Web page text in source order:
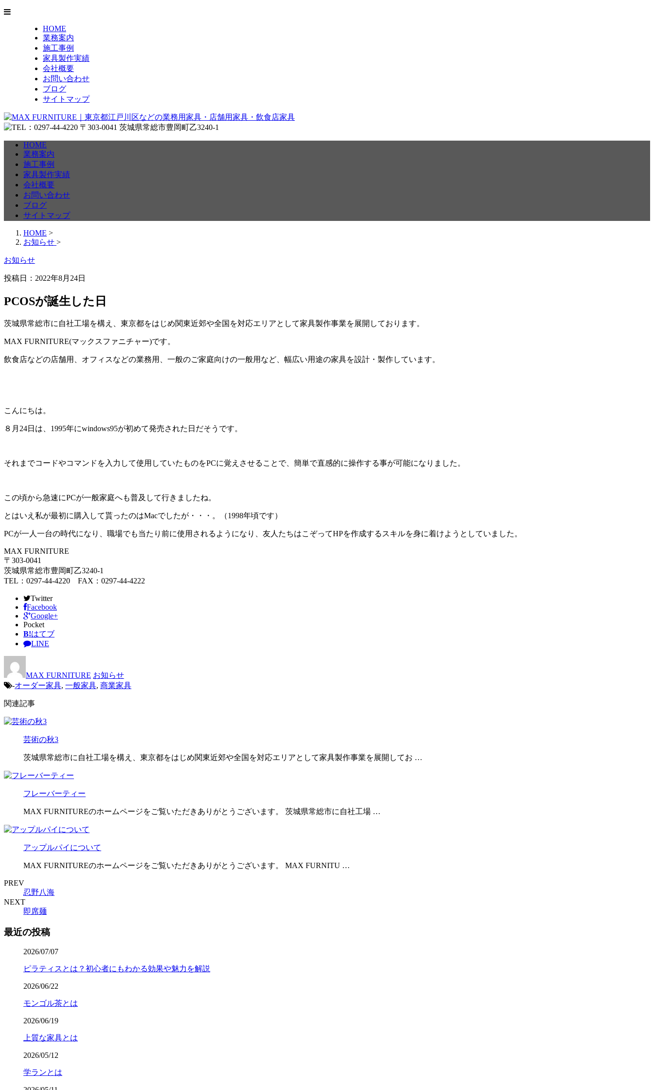
HOME
業務案内
施工事例
家具製作実績
会社概要
お問い合わせ
ブログ
サイトマップ
HOME
業務案内
施工事例
家具製作実績
会社概要
お問い合わせ
ブログ
サイトマップ
HOME >
お知らせ >
お知らせ
投稿日： 2022年8月24日
PCOSが誕生した日
茨城県常総市に自社工場を構え、東京都をはじめ関東近郊や全国を対応エリアとして家具製作事業を展開しております。
MAX FURNITURE(マックスファニチャー)です。
飲食店などの店舗用、オフィスなどの業務用、一般のご家庭向けの一般用など、幅広い用途の家具を設計・製作しています。
こんにちは。
８月24日は、1995年にwindows95が初めて発売された日だそうです。
それまでコードやコマンドを入力して使用していたものをPCに覚えさせることで、簡単で直感的に操作する事が可能になりました。
この頃から急速にPCが一般家庭へも普及して行きましたね。
とはいえ私が最初に購入して貰ったのはMacでしたが・・・。（1998年頃です）
PCが一人一台の時代になり、職場でも当たり前に使用されるようになり、友人たちはこぞってHPを作成するスキルを身に着けようとしていました。
MAX FURNITURE
〒303-0041
茨城県常総市豊岡町乙3240-1
TEL：0297-44-4220 FAX：0297-44-4222
Twitter
Facebook
Google+
Pocket
B!はてブ
LINE
MAX FURNITURE お知らせ
-オーダー家具, 一般家具, 商業家具
関連記事
芸術の秋3
茨城県常総市に自社工場を構え、東京都をはじめ関東近郊や全国を対応エリアとして家具製作事業を展開してお …
フレーバーティー
MAX FURNITUREのホームページをご覧いただきありがとうございます。 茨城県常総市に自社工場 …
アップルパイについて
MAX FURNITUREのホームページをご覧いただきありがとうございます。 MAX FURNITU …
PREV
忍野八海
NEXT
即席麺
最近の投稿
2026/07/07
ピラティスとは？初心者にもわかる効果や魅力を解説
2026/06/22
モンゴル茶とは
2026/06/19
上質な家具とは
2026/05/12
学ランとは